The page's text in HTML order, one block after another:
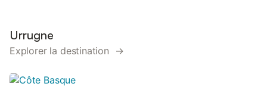
Urrugne
Explorer la destination →